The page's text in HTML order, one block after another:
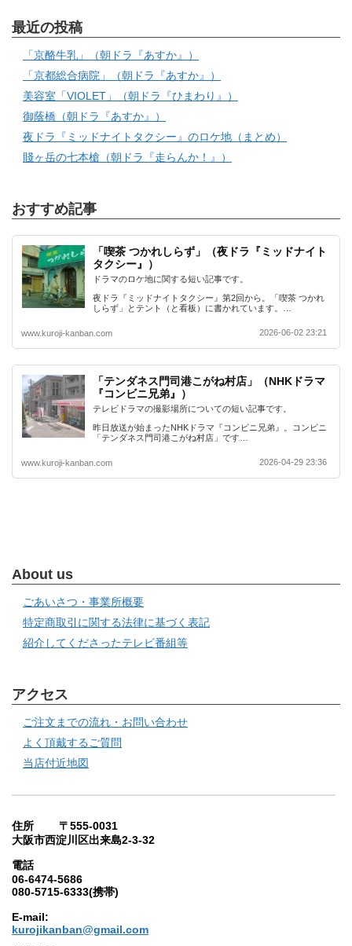
最近の投稿
「京酪牛乳」（朝ドラ『あすか』）
「京都総合病院」（朝ドラ『あすか』）
美容室「VIOLET」（朝ドラ『ひまわり』）
御蔭橋（朝ドラ『あすか』）
夜ドラ『ミッドナイトタクシー』のロケ地（まとめ）
賤ヶ岳の七本槍（朝ドラ『走らんか！』）
おすすめ記事
「喫茶 つかれしらず」（夜ドラ『ミッドナイト
タクシー』）
ドラマのロケ地に関する短い記事です。
夜ドラ『ミッドナイトタクシー』第2回から。「喫茶 つかれ
しらず」とテント（と看板）に書かれています。…
www.kuroji-kanban.com 2026-06-02 23:21
「テンダネス門司港こがね村店」（NHKドラマ
『コンビニ兄弟』）
テレビドラマの撮影場所についての短い記事です。
昨日放送が始まったNHKドラマ『コンビニ兄弟』。コンビニ
「テンダネス門司港こがね村店」です…
www.kuroji-kanban.com 2026-04-29 23:36
About us
ごあいさつ・事業所概要
特定商取引に関する法律に基づく表記
紹介してくださったテレビ番組等
アクセス
ご注文までの流れ・お問い合わせ
よく頂戴するご質問
当店付近地図
住所 〒555-0031
大阪市西淀川区出来島2-3-32
電話
06-6474-5686
080-5715-6333(携帯)
E-mail:
kurojikanban@gmail.com